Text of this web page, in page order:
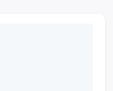
машине
с